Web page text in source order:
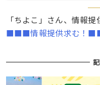
「ちよこ」さん、情報
■■■情報提供求む！